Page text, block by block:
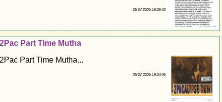
06 07 2026 19:29:42
2Pac Part Time Mutha
2Pac Part Time Mutha...
05 07 2026 19:24:46